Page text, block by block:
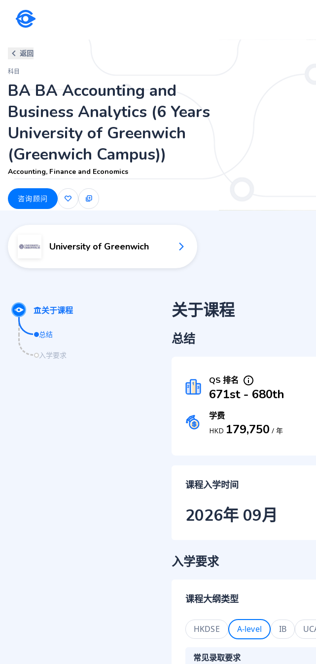
BA BA Accounting and Business Analytics (6
Campus))
Accounting, Finance and Economics
返回
科目
BA BA Accounting and
Business Analytics (6 Years
University of Greenwich
(Greenwich Campus))
Accounting, Finance and Economics
咨询顾问
University of Greenwich
关于课程
总结
入学要求
关于课程
总结
QS 排名
671st - 680th
学费
HKD 179,750 /年
课程入学时间
2026年 09月
入学要求
课程大纲类型
HKDSE A-level IB
常见录取要求